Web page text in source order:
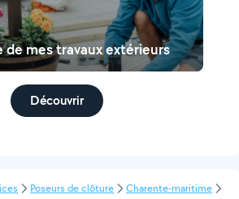
de mes travaux extérieurs
Découvrir
Poseurs de clôture
Charente-maritime